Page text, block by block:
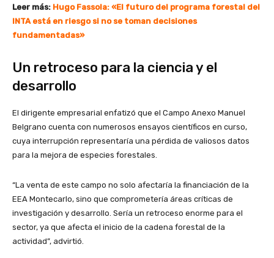
Leer más: Hugo Fassola: «El futuro del programa forestal del
INTA está en riesgo si no se toman decisiones
fundamentadas»
Un retroceso para la ciencia y el
desarrollo
El dirigente empresarial enfatizó que el Campo Anexo Manuel
Belgrano cuenta con numerosos ensayos científicos en curso,
cuya interrupción representaría una pérdida de valiosos datos
para la mejora de especies forestales.
“La venta de este campo no solo afectaría la financiación de la
EEA Montecarlo, sino que comprometería áreas críticas de
investigación y desarrollo. Sería un retroceso enorme para el
sector, ya que afecta el inicio de la cadena forestal de la
actividad”, advirtió.